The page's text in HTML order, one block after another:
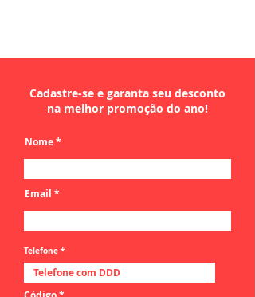
Cadastre-se e garanta seu desconto
na melhor promoção do ano!
Nome
Email
Telefone